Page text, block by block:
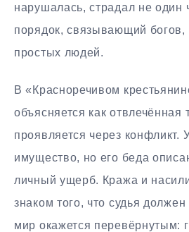
нарушалась, страдал не один
порядок, связывающий богов,
простых людей.
В «Красноречивом
объясняется как отвлечённая
проявляется через конфликт.
имущество, но его беда
личный ущерб. Кража и
знаком того, что судья
мир окажется перевёрнутым: